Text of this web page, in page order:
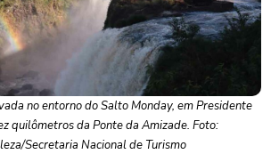
no entorno do Salto Monday, em Presidente
quilômetros da Ponte da Amizade. Foto:
Secretaria Nacional de Turismo